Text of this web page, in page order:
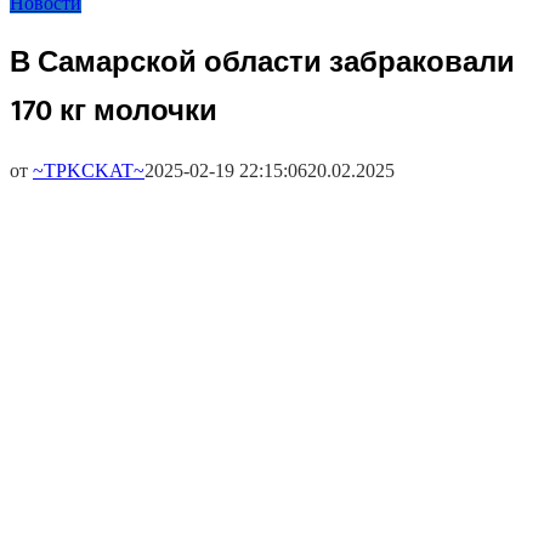
В Самарской области забраковали
170 кг молочки
от ~TPKCKAT~2025-02-19 22:15:0620.02.2025